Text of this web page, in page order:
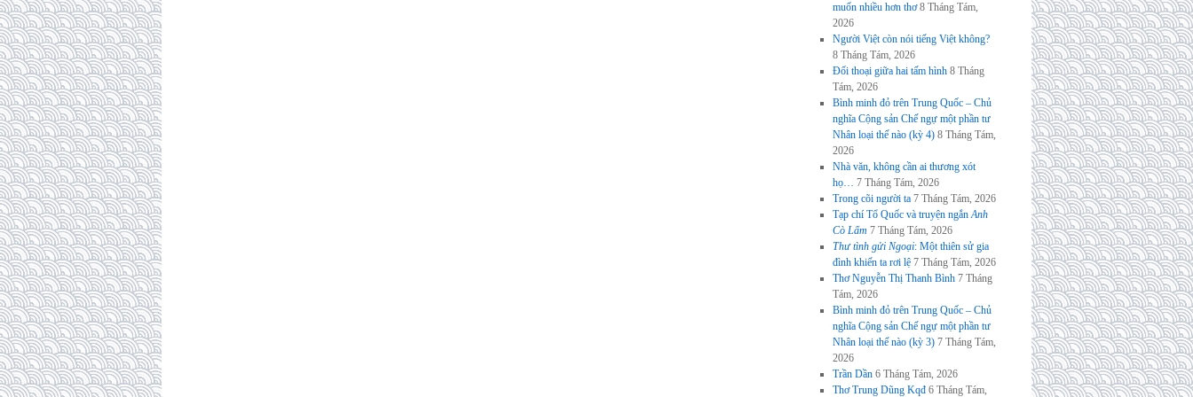
muốn nhiều hơn thơ 8 Tháng Tám,
2026
Người Việt còn nói tiếng Việt không?
8 Tháng Tám, 2026
Đối thoại giữa hai tấm hình 8 Tháng
Tám, 2026
Bình minh đỏ trên Trung Quốc – Chủ
nghĩa Cộng sản Chế ngự một phần tư
Nhân loại thế nào (kỳ 4) 8 Tháng Tám,
2026
Nhà văn, không cần ai thương xót
họ… 7 Tháng Tám, 2026
Trong cõi người ta 7 Tháng Tám, 2026
Tạp chí Tổ Quốc và truyện ngắnAnh
Cò Lấm 7 Tháng Tám, 2026
Thư tình gửi Ngoại: Một thiên sử gia
đình khiến ta rơi lệ 7 Tháng Tám, 2026
Thơ Nguyễn Thị Thanh Bình 7 Tháng
Tám, 2026
Bình minh đỏ trên Trung Quốc – Chủ
nghĩa Cộng sản Chế ngự một phần tư
Nhân loại thế nào (kỳ 3) 7 Tháng Tám,
2026
Trần Dần 6 Tháng Tám, 2026
Thơ Trung Dũng Kqđ 6 Tháng Tám,